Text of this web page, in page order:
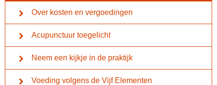
Over kosten en vergoedingen
Acupunctuur toegelicht
Neem een kijkje in de praktijk
Voeding volgens de Vijf Elementen